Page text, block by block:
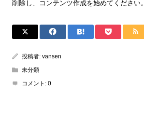
削除し、コンテンツ作成を始めてください。
投稿者: vansen
未分類
コメント: 0